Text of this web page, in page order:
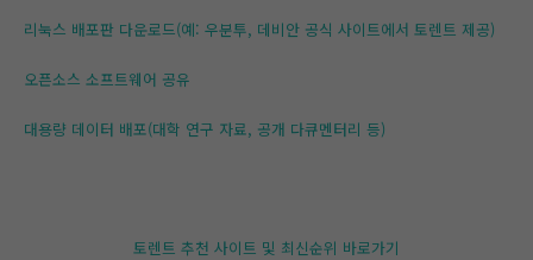
리눅스 배포판 다운로드(예: 우분투, 데비안 공식 사이트에서 토렌트 제공)
오픈소스 소프트웨어 공유
대용량 데이터 배포(대학 연구 자료, 공개 다큐멘터리 등)
토렌트 추천 사이트 및 최신순위 바로가기